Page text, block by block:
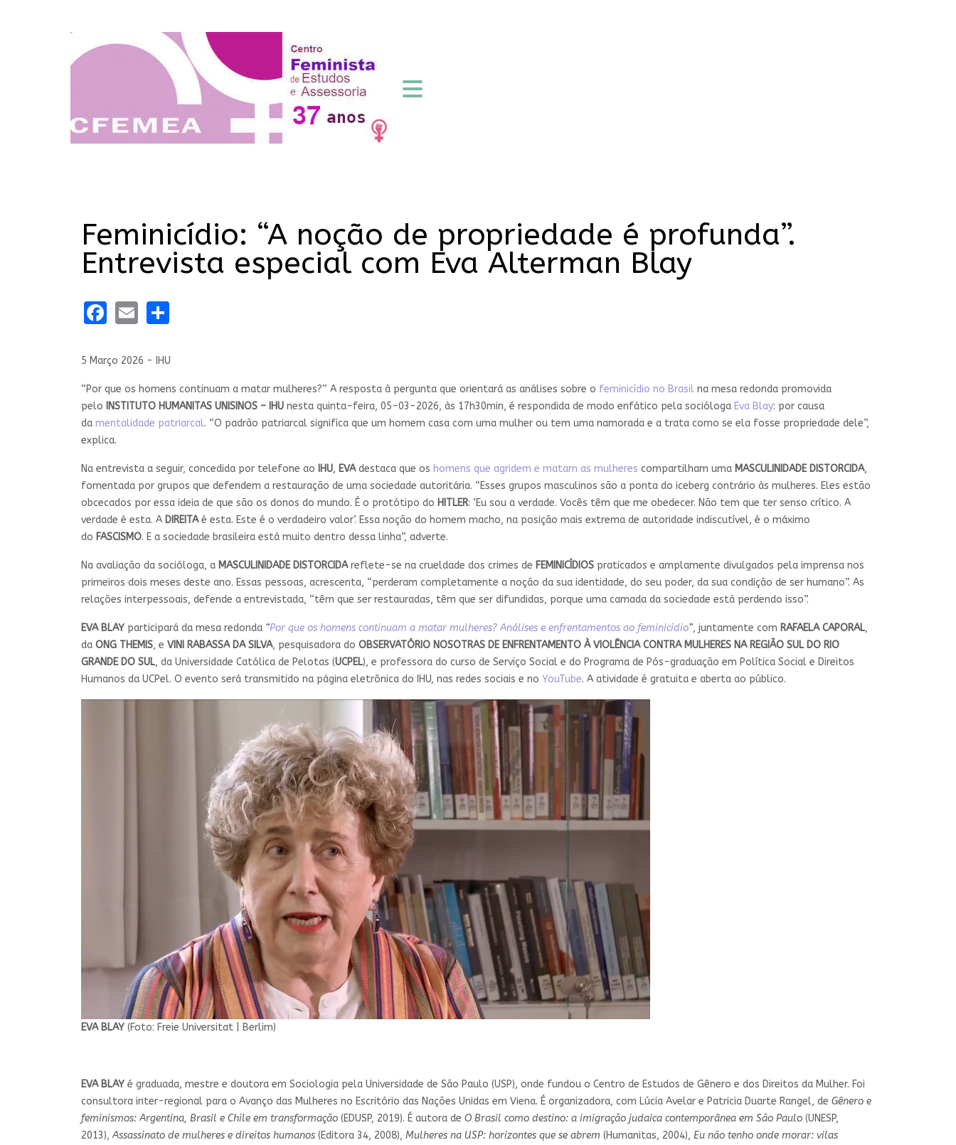
Feminicídio: “A noção de propriedade é profunda”.
Entrevista especial com Eva Alterman Blay
Facebook
Email
5 Março 2026 - IHU
“Por que os homens continuam a matar mulheres?” A resposta à pergunta que orientará as análises sobre o feminicídio no Brasil na mesa redonda promovida
pelo INSTITUTO HUMANITAS UNISINOS – IHU nesta quinta-feira, 05-03-2026, às 17h30min, é respondida de modo enfático pela socióloga Eva Blay: por causa
da mentalidade patriarcal. “O padrão patriarcal significa que um homem casa com uma mulher ou tem uma namorada e a trata como se ela fosse propriedade dele”,
explica.
Na entrevista a seguir, concedida por telefone ao IHU, EVA destaca que os homens que agridem e matam as mulheres compartilham uma MASCULINIDADE DISTORCIDA,
fomentada por grupos que defendem a restauração de uma sociedade autoritária. “Esses grupos masculinos são a ponta do iceberg contrário às mulheres. Eles estão
obcecados por essa ideia de que são os donos do mundo. É o protótipo do HITLER: ‘Eu sou a verdade. Vocês têm que me obedecer. Não tem que ter senso crítico. A
verdade é esta. A DIREITA é esta. Este é o verdadeiro valor’. Essa noção do homem macho, na posição mais extrema de autoridade indiscutível, é o máximo
do FASCISMO. E a sociedade brasileira está muito dentro dessa linha”, adverte.
Na avaliação da socióloga, a MASCULINIDADE DISTORCIDA reflete-se na crueldade dos crimes de FEMINICÍDIOS praticados e amplamente divulgados pela imprensa nos
primeiros dois meses deste ano. Essas pessoas, acrescenta, “perderam completamente a noção da sua identidade, do seu poder, da sua condição de ser humano”. As
relações interpessoais, defende a entrevistada, “têm que ser restauradas, têm que ser difundidas, porque uma camada da sociedade está perdendo isso”.
EVA BLAY participará da mesa redonda “Por que os homens continuam a matar mulheres? Análises e enfrentamentos ao feminicídio”, juntamente com RAFAELA CAPORAL,
da ONG THEMIS, e VINI RABASSA DA SILVA, pesquisadora do OBSERVATÓRIO NOSOTRAS DE ENFRENTAMENTO À VIOLÊNCIA CONTRA MULHERES NA REGIÃO SUL DO RIO
GRANDE DO SUL, da Universidade Católica de Pelotas (UCPEL), e professora do curso de Serviço Social e do Programa de Pós-graduação em Política Social e Direitos
Humanos da UCPel. O evento será transmitido na página eletrônica do IHU, nas redes sociais e no YouTube. A atividade é gratuita e aberta ao público.
EVA BLAY (Foto: Freie Universitat | Berlim)
EVA BLAY é graduada, mestre e doutora em Sociologia pela Universidade de São Paulo (USP), onde fundou o Centro de Estudos de Gênero e dos Direitos da Mulher. Foi
consultora inter-regional para o Avanço das Mulheres no Escritório das Nações Unidas em Viena. É organizadora, com Lúcia Avelar e Patricia Duarte Rangel, de Gênero e
feminismos: Argentina, Brasil e Chile em transformação (EDUSP, 2019). É autora de O Brasil como destino: a imigração judaica contemporânea em São Paulo (UNESP,
2013), Assassinato de mulheres e direitos humanos (Editora 34, 2008), Mulheres na USP: horizontes que se abrem (Humanitas, 2004), Eu não tenho onde morar: vilas